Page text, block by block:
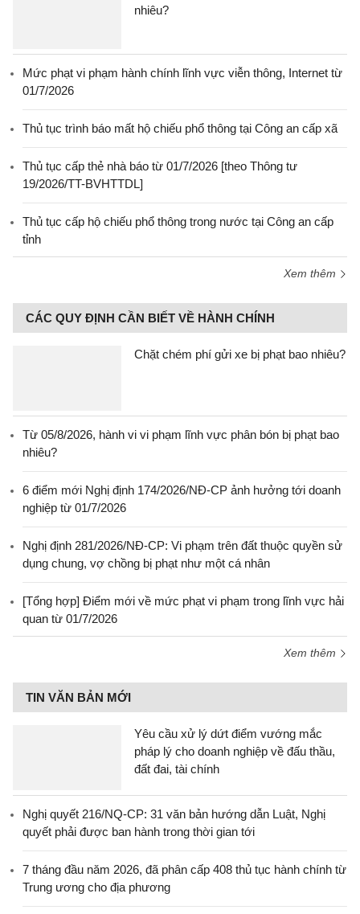
nhiêu?
Mức phạt vi phạm hành chính lĩnh vực viễn thông, Internet từ
01/7/2026
Thủ tục trình báo mất hộ chiếu phổ thông tại Công an cấp xã
Thủ tục cấp thẻ nhà báo từ 01/7/2026 [theo Thông tư
19/2026/TT-BVHTTDL]
Thủ tục cấp hộ chiếu phổ thông trong nước tại Công an cấp
tỉnh
Xem thêm
CÁC QUY ĐỊNH CẦN BIẾT VỀ HÀNH CHÍNH
Chặt chém phí gửi xe bị phạt bao nhiêu?
Từ 05/8/2026, hành vi vi phạm lĩnh vực phân bón bị phạt bao
nhiêu?
6 điểm mới Nghị định 174/2026/NĐ-CP ảnh hưởng tới doanh
nghiệp từ 01/7/2026
Nghị định 281/2026/NĐ-CP: Vi phạm trên đất thuộc quyền sử
dụng chung, vợ chồng bị phạt như một cá nhân
[Tổng hợp] Điểm mới về mức phạt vi phạm trong lĩnh vực hải
quan từ 01/7/2026
Xem thêm
TIN VĂN BẢN MỚI
Yêu cầu xử lý dứt điểm vướng mắc
pháp lý cho doanh nghiệp về đấu thầu,
đất đai, tài chính
Nghị quyết 216/NQ-CP: 31 văn bản hướng dẫn Luật, Nghị
quyết phải được ban hành trong thời gian tới
7 tháng đầu năm 2026, đã phân cấp 408 thủ tục hành chính từ
Trung ương cho địa phương